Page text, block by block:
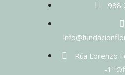
988
Rúa Lorenzo
-1º